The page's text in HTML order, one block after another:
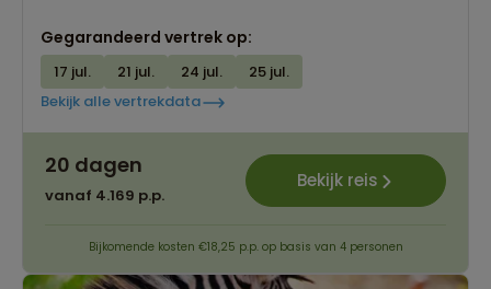
Gegarandeerd vertrek op:
17 jul. 21 jul. 24 jul.
25 jul.
Bekijk alle vertrekdata
20 dagen
vanaf 4.169 p.p.
Bekijk reis
Bijkomende kosten €18,25 p.p. op basis van 4 personen